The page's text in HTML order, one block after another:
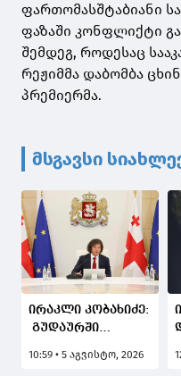
ფართომასშტაბიანი
ფაზაში კონფლიქტი
შემდეგ, როდესაც
რეჟიმმა დაბომბა
პრემიერმა.
მსგავსი
ირაკლი კობახიძე:
გუდაურში
მნიშვნელოვანი
10:59 • 5 აგვისტო, 2026